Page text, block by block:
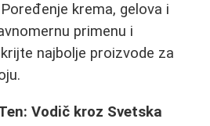
krema, gelova i
primenu i
najbolje proizvode za
Vodič kroz Svetska